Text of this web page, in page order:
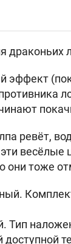
драконьих
эффект
ревёт,
весёлые
они тоже
Тип
доступной